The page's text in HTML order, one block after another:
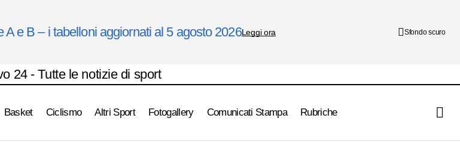
A e B – i tabelloni aggiornati al 5 agosto 2026Leggi ora Sfondo scuro
Basket Ciclismo Altri Sport Fotogallery Comunicati Stampa Rubriche